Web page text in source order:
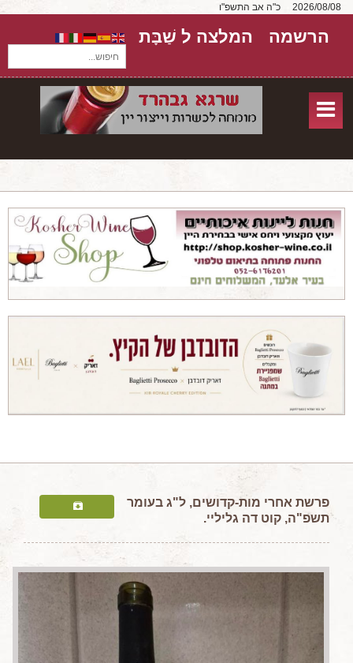
כ"ה אב התשפ"ו
חיפוש...
הרשמה המלצה ל שַׁבָּת
אודות
שירותים
יקבים
מאמרים
טורים על יקבים
מאמרים מקצועיים
מאמרים הלכתיים
המלצות יין לְ שַׁבָּת
חדשות ועדכונים
צור קשר
פרשת אחרי מות-קדושים, ל"ג בעומר
תשפ"ה, קוט דה גליליי.